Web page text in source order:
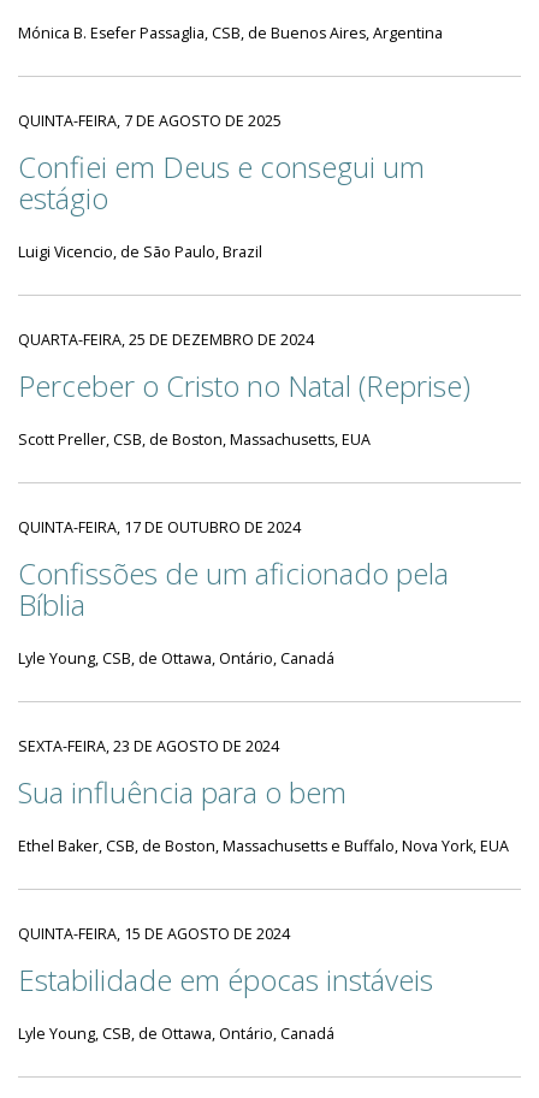
Mónica B. Esefer Passaglia, CSB, de Buenos Aires, Argentina
QUINTA-FEIRA, 7 DE AGOSTO DE 2025
Confiei em Deus e consegui um
estágio
Luigi Vicencio, de São Paulo, Brazil
QUARTA-FEIRA, 25 DE DEZEMBRO DE 2024
Perceber o Cristo no Natal (Reprise)
Scott Preller, CSB, de Boston, Massachusetts, EUA
QUINTA-FEIRA, 17 DE OUTUBRO DE 2024
Confissões de um aficionado pela
Bíblia
Lyle Young, CSB, de Ottawa, Ontário, Canadá
SEXTA-FEIRA, 23 DE AGOSTO DE 2024
Sua influência para o bem
Ethel Baker, CSB, de Boston, Massachusetts e Buffalo, Nova York, EUA
QUINTA-FEIRA, 15 DE AGOSTO DE 2024
Estabilidade em épocas instáveis
Lyle Young, CSB, de Ottawa, Ontário, Canadá